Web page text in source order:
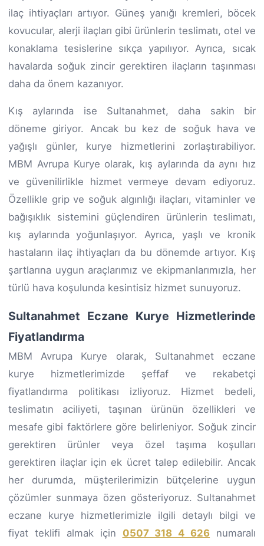
ilaç ihtiyaçları artıyor. Güneş yanığı kremleri, böcek
kovucular, alerji ilaçları gibi ürünlerin teslimatı, otel ve
konaklama tesislerine sıkça yapılıyor. Ayrıca, sıcak
havalarda soğuk zincir gerektiren ilaçların taşınması
daha da önem kazanıyor.
Kış aylarında ise Sultanahmet, daha sakin bir
döneme giriyor. Ancak bu kez de soğuk hava ve
yağışlı günler, kurye hizmetlerini zorlaştırabiliyor.
MBM Avrupa Kurye olarak, kış aylarında da aynı hız
ve güvenilirlikle hizmet vermeye devam ediyoruz.
Özellikle grip ve soğuk algınlığı ilaçları, vitaminler ve
bağışıklık sistemini güçlendiren ürünlerin teslimatı,
kış aylarında yoğunlaşıyor. Ayrıca, yaşlı ve kronik
hastaların ilaç ihtiyaçları da bu dönemde artıyor. Kış
şartlarına uygun araçlarımız ve ekipmanlarımızla, her
türlü hava koşulunda kesintisiz hizmet sunuyoruz.
Sultanahmet Eczane Kurye Hizmetlerinde
Fiyatlandırma
MBM Avrupa Kurye olarak, Sultanahmet eczane
kurye hizmetlerimizde şeffaf ve rekabetçi
fiyatlandırma politikası izliyoruz. Hizmet bedeli,
teslimatın aciliyeti, taşınan ürünün özellikleri ve
mesafe gibi faktörlere göre belirleniyor. Soğuk zincir
gerektiren ürünler veya özel taşıma koşulları
gerektiren ilaçlar için ek ücret talep edilebilir. Ancak
her durumda, müşterilerimizin bütçelerine uygun
çözümler sunmaya özen gösteriyoruz. Sultanahmet
eczane kurye hizmetlerimizle ilgili detaylı bilgi ve
fiyat teklifi almak için 0507 318 4 626 numaralı